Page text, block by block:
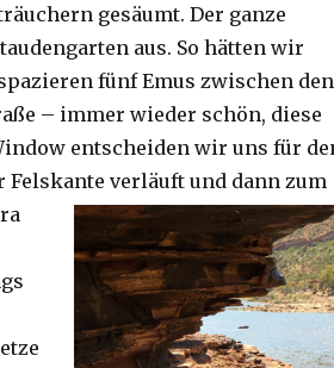
gesäumt. Der ganze
aus. So hätten wir
fünf Emus zwischen den
– immer wieder schön, diese
entscheiden wir uns für
Felskante verläuft und dann zum